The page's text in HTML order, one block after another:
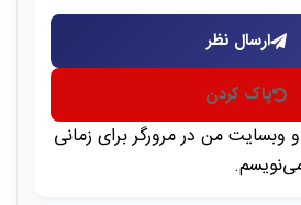
ارسال نظر
پاک کردن
وبسایت من در مرورگر برای زمانی